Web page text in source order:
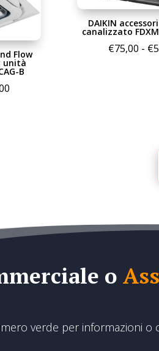
Flow
unità
B
DAIKIN
canalizzato
€75,00 - €
o
verde per informazioni o